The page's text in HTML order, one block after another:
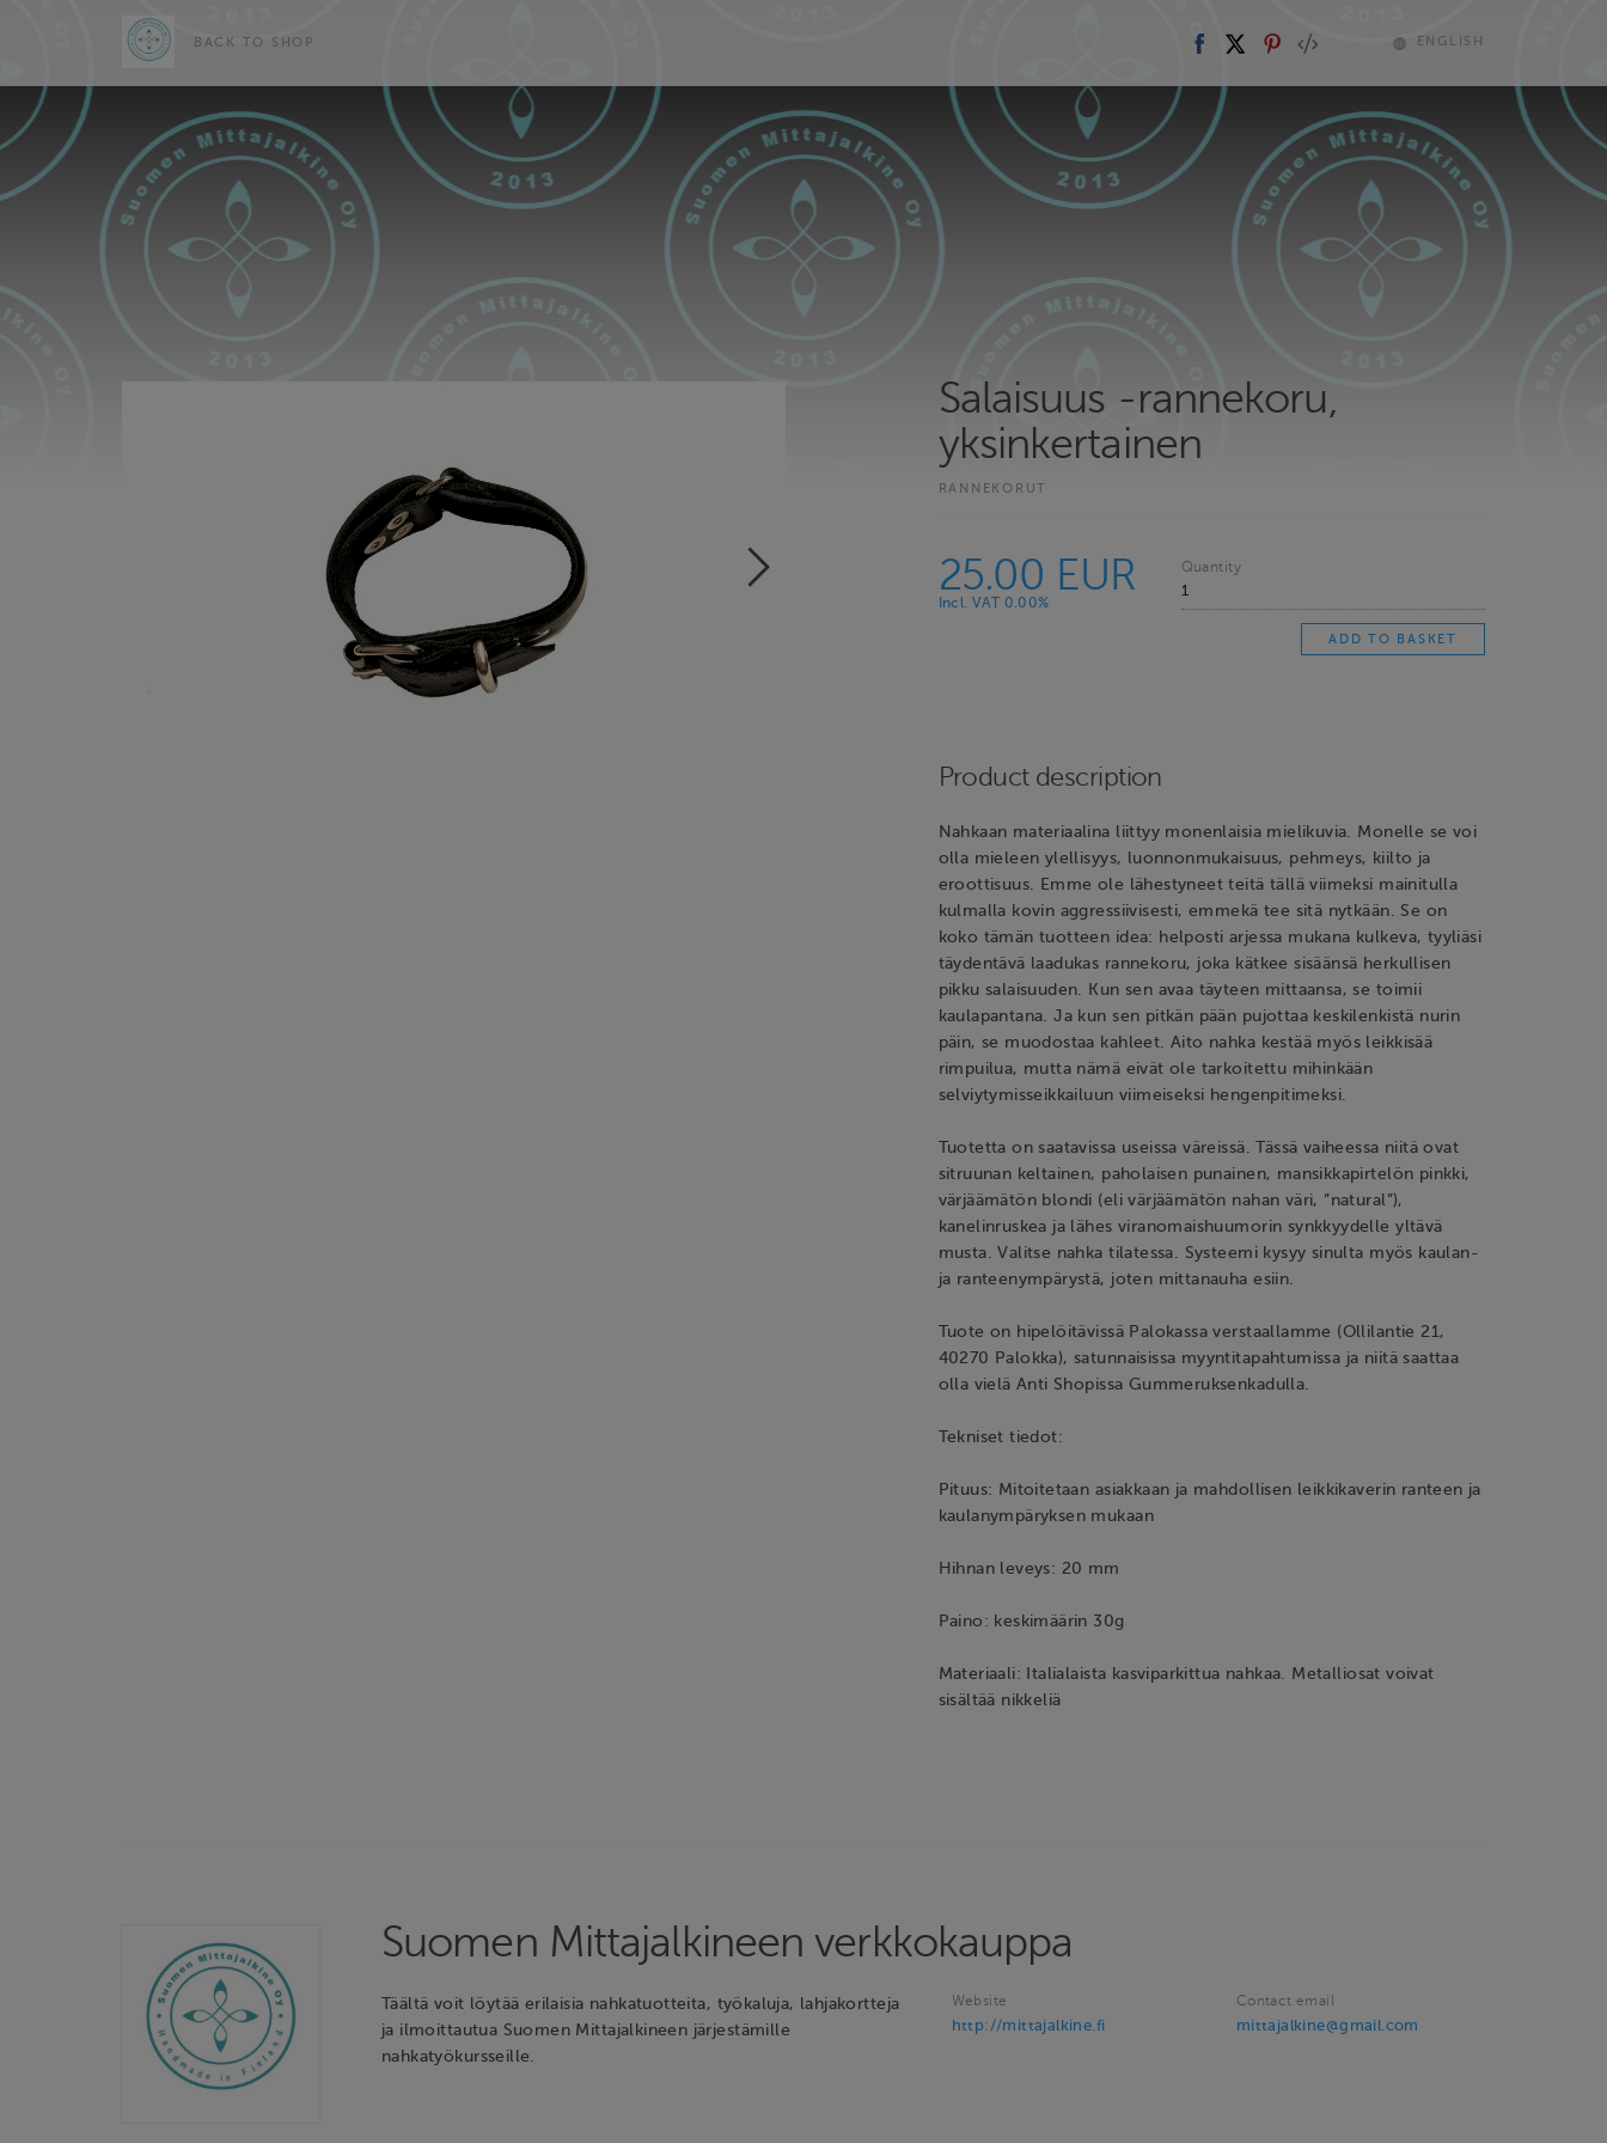
BACK TO SHOP ENGLISH
Salaisuus -rannekoru,
yksinkertainen
RANNEKORUT
25.00 EUR
Incl. VAT 0.00%
Quantity
Product description
Nahkaan materiaalina liittyy monenlaisia mielikuvia. Monelle se voi
olla mieleen ylellisyys, luonnonmukaisuus, pehmeys, kiilto ja
eroottisuus. Emme ole lähestyneet teitä tällä viimeksi mainitulla
kulmalla kovin aggressiivisesti, emmekä tee sitä nytkään. Se on
koko tämän tuotteen idea: helposti arjessa mukana kulkeva, tyyliäsi
täydentävä laadukas rannekoru, joka kätkee sisäänsä herkullisen
pikku salaisuuden. Kun sen avaa täyteen mittaansa, se toimii
kaulapantana. Ja kun sen pitkän pään pujottaa keskilenkistä nurin
päin, se muodostaa kahleet. Aito nahka kestää myös leikkisää
rimpuilua, mutta nämä eivät ole tarkoitettu mihinkään
selviytymisseikkailuun viimeiseksi hengenpitimeksi.
Tuotetta on saatavissa useissa väreissä. Tässä vaiheessa niitä ovat
sitruunan keltainen, paholaisen punainen, mansikkapirtelön pinkki,
värjäämätön blondi (eli värjäämätön nahan väri, ”natural”),
kanelinruskea ja lähes viranomaishuumorin synkkyydelle yltävä
musta. Valitse nahka tilatessa. Systeemi kysyy sinulta myös kaulan-
ja ranteenympärystä, joten mittanauha esiin.
Tuote on hipelöitävissä Palokassa verstaallamme (Ollilantie 21,
40270 Palokka), satunnaisissa myyntitapahtumissa ja niitä saattaa
olla vielä Anti Shopissa Gummeruksenkadulla.
Tekniset tiedot:
Pituus: Mitoitetaan asiakkaan ja mahdollisen leikkikaverin ranteen ja
kaulanympäryksen mukaan
Hihnan leveys: 20 mm
Paino: keskimäärin 30g
Materiaali: Italialaista kasviparkittua nahkaa. Metalliosat voivat
sisältää nikkeliä
Suomen Mittajalkineen verkkokauppa
Täältä voit löytää erilaisia nahkatuotteita, työkaluja, lahjakortteja
ja ilmoittautua Suomen Mittajalkineen järjestämille
nahkatyökursseille.
Website
http://mittajalkine.fi
Contact email
mittajalkine@gmail.com